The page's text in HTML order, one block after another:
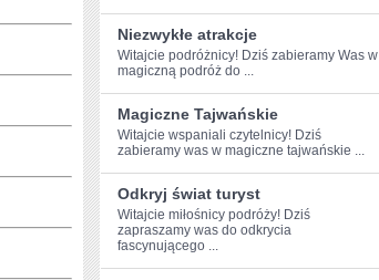
UŻYTKUJE
USŁUGI
DETEKTYWISTYCZNE?
Niezwykłe atrakcje
Witajcie podróżnicy! Dziś zabieramy Was⁢ w
magiczną podróż do ...
Magiczne Tajwańskie
Witajcie ​wspaniali czytelnicy! Dziś
‍zabieramy was‍ w ​magiczne tajwańskie ...
Odkryj świat turyst
Witajcie miłośnicy podróży! Dziś⁢
zapraszamy ⁢was do ​odkrycia
fascynującego ...